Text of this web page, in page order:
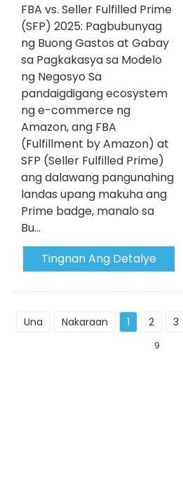
FBA vs. Seller Fulfilled Prime
(SFP) 2025: Pagbubunyag
ng Buong Gastos at Gabay
sa Pagkakasya sa Modelo
ng Negosyo Sa
pandaigdigang ecosystem
ng e-commerce ng
Amazon, ang FBA
(Fulfillment by Amazon) at
SFP (Seller Fulfilled Prime)
ang dalawang pangunahing
landas upang makuha ang
Prime badge, manalo sa
Bu...
Tingnan Ang Detalye
Una Nakaraan 1 2 3
9